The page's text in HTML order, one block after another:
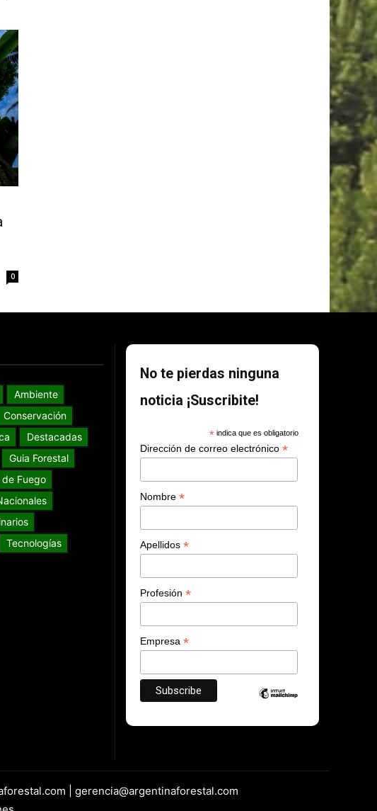
0
Ambiente
Conservación
Destacadas
Guia Forestal
de Fuego
Tecnologías
No te pierdas ninguna
noticia ¡Suscribite!
*indica que es obligatorio
Dirección de correo electrónico*
Nombre*
Apellidos*
Profesión*
Empresa*
| gerencia@argentinaforestal.com